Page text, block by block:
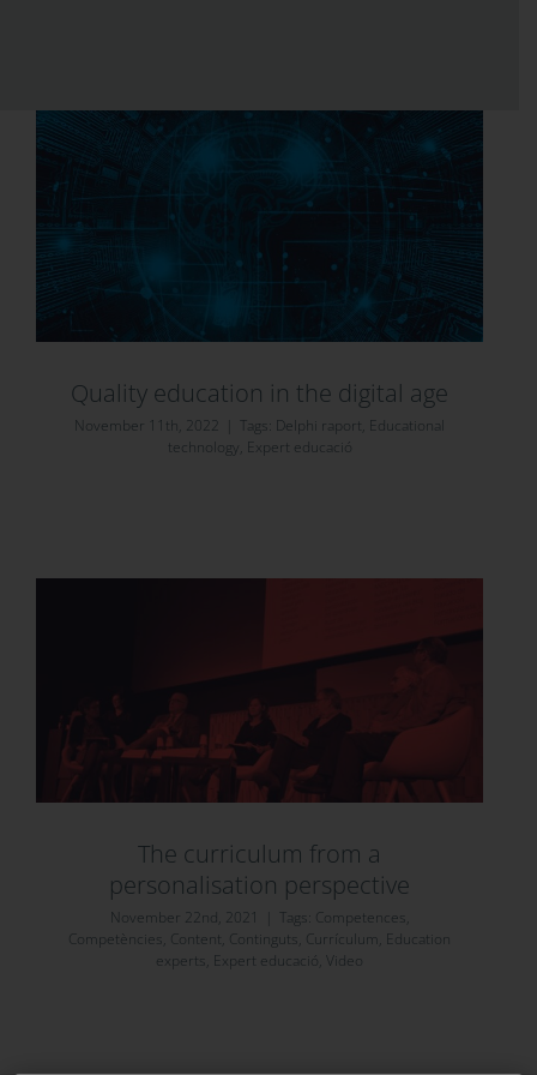
Quality education in the digital age
November 11th, 2022 Tags: Delphi raport, Educational
technology , Expert educació
The curriculum from a
personalisation perspective
November 22nd, 2021 Tags: Competences,
Competències, Content, Continguts, Currículum, Education
experts, Expert educació, Video